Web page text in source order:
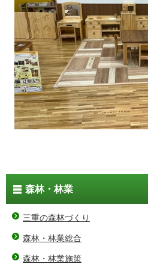
森林・林業
三重の森林づくり
森林・林業総合
森林・林業施策